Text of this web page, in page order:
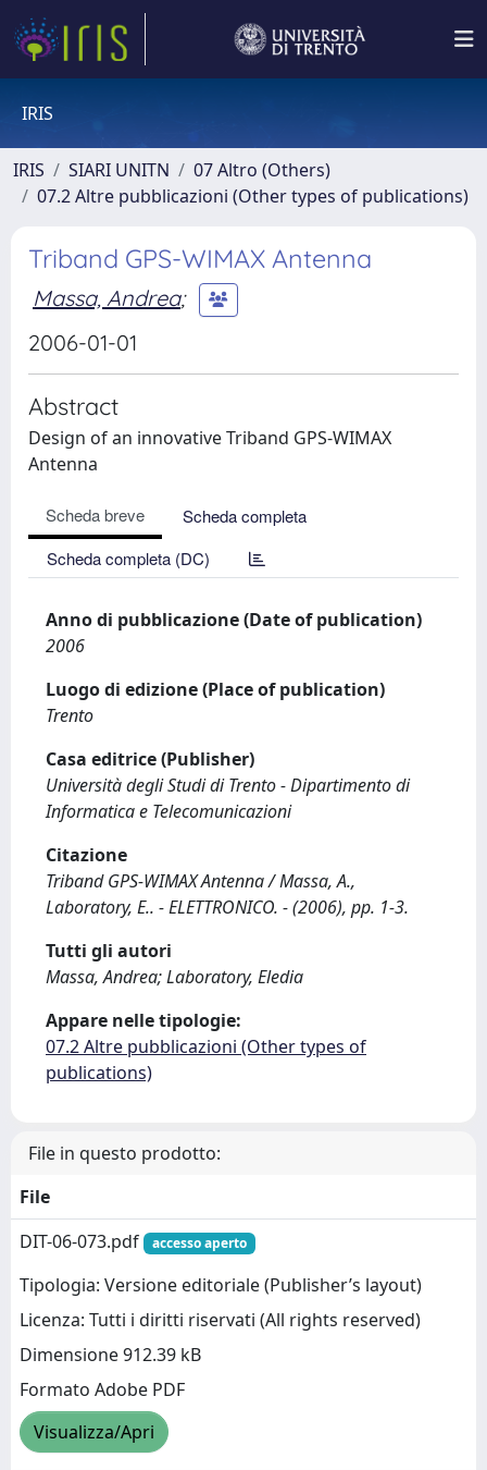
IRIS
IRIS SIARI UNITN
07 Altro (Others)
07.2 Altre pubblicazioni (Other types of publications)
Triband GPS-WIMAX Antenna
Massa, Andrea;
2006-01-01
Abstract
Design of an innovative Triband GPS-WIMAX
Antenna
Scheda breve
Scheda completa
Scheda completa (DC)
Anno di pubblicazione (Date of publication)
2006
Luogo di edizione (Place of publication)
Trento
Casa editrice (Publisher)
Università degli Studi di Trento - Dipartimento di
Informatica e Telecomunicazioni
Citazione
Triband GPS-WIMAX Antenna / Massa, A.,
Laboratory, E.. - ELETTRONICO. - (2006), pp. 1-3.
Tutti gli autori
Massa, Andrea; Laboratory, Eledia
Appare nelle tipologie:
07.2 Altre pubblicazioni (Other types of
publications)
File in questo prodotto:
File
DIT-06-073.pdf
accesso aperto
Tipologia: Versione editoriale (Publisher’s layout)
Licenza: Tutti i diritti riservati (All rights reserved)
Dimensione 912.39 kB
Formato Adobe PDF
Visualizza/Apri